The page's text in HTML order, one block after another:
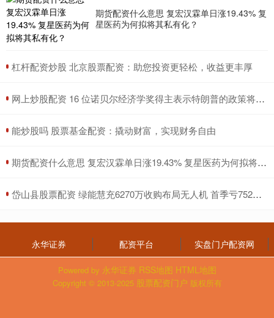
期货配资什么意思 复宏汉霖单日涨19.43% 复
星医药为何拟将其私有化？
​杠杆配资炒股 北京股票配资：助您投资更轻松，收益更丰厚
​网上炒股配资 16 位诺贝尔经济学奖得主表示特朗普的政策将加剧通胀
​能炒股吗 股票基金配资：撬动财富，实现财务自由
​期货配资什么意思 复宏汉霖单日涨19.43% 复星医药为何拟将其私有化？
​岱山县股票配资 绿能慧充6270万收购布局无人机 首季亏752万控股股东质押率近75%
永华证券 配资平台 实盘门户配资网
Powered by 永华证券 RSS地图 HTML地图
Copyright © 2013-2025 股票配资门户 版权所有